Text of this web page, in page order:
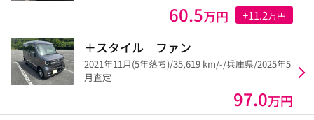
60.5万円 +11.2万円
＋スタイル ファン
2021年11月(5年落ち)/35,619 km/-/兵庫県/2025年5
月査定
97.0万円